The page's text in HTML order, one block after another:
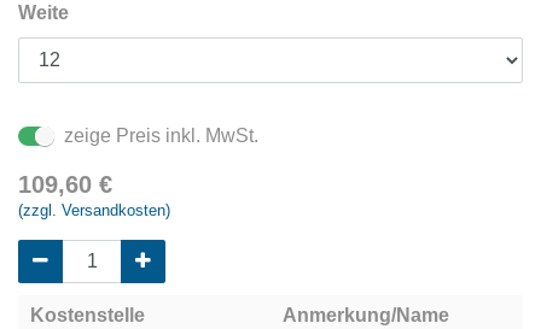
Weite
zeige Preis inkl. MwSt.
109,60 €
(zzgl. Versandkosten)
Kostenstelle Anmerkung/Name